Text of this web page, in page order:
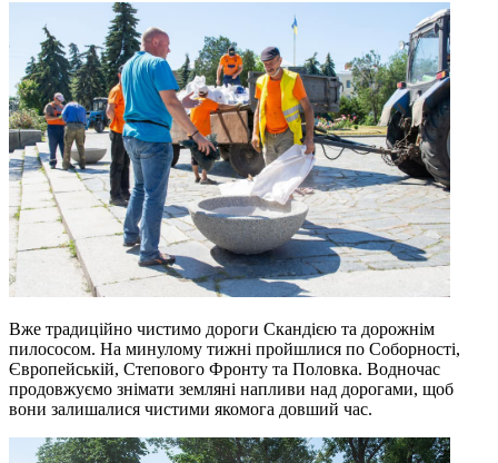
Вже традиційно чистимо дороги Скандією та дорожнім
пилососом. На минулому тижні пройшлися по Соборності,
Європейській, Степового Фронту та Половка. Водночас
продовжуємо знімати земляні напливи над дорогами, щоб
вони залишалися чистими якомога довший час.